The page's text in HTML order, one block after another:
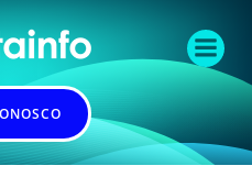
para
o
conteúdo